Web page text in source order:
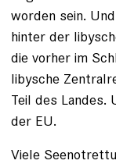
worden sein.
hinter der
die vorher im
libysche
Teil des
der EU.
Viele